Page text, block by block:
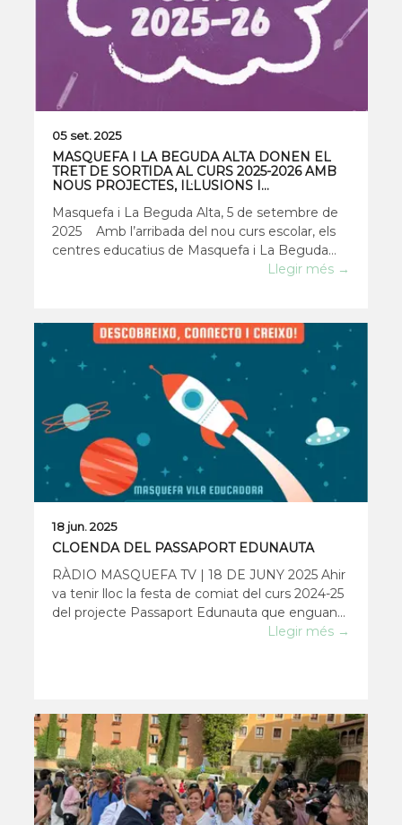
Llegir més →
05 set. 2025
MASQUEFA I LA BEGUDA ALTA DONEN EL
TRET DE SORTIDA AL CURS 2025-2026 AMB
NOUS PROJECTES, IL·LUSIONS I
Masquefa i La Beguda Alta, 5 de setembre de
2025 Amb l’arribada del nou curs escolar, els
centres educatius de Masquefa i La Beguda
Alta han obert les seves portes ambLlegir més →
18 jun. 2025
CLOENDA DEL PASSAPORT EDUNAUTA
RÀDIO MASQUEFA TV | 18 DE JUNY 2025 Ahir
va tenir lloc la festa de comiat del curs 2024-25
del projecte Passaport Edunauta que enguany
ha tingut lloc també i per primera vegada a la
Llegir més →